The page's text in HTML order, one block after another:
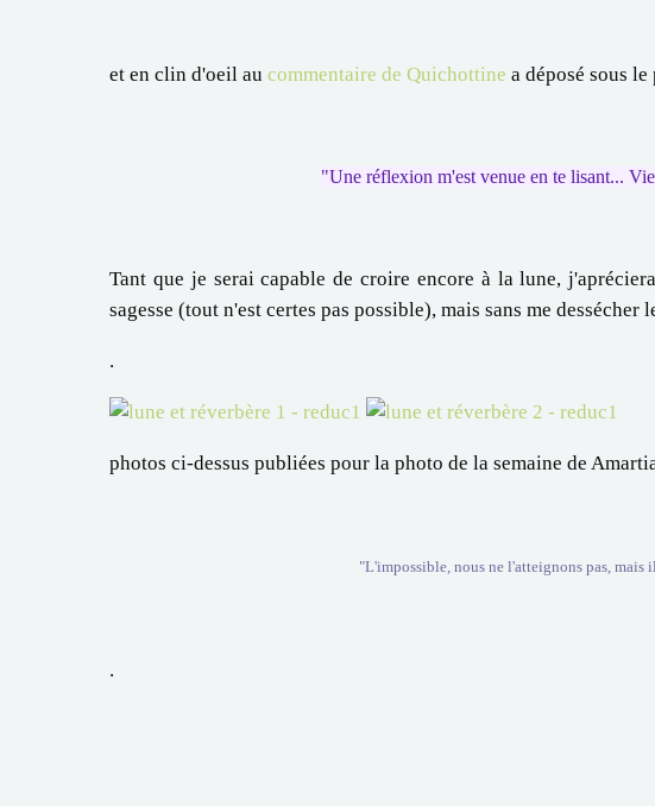
et en clin d'oeil au commentaire de Quichottine a déposé sous le
"Une réflexion m'est venue en te lisant...
Tant que je serai capable de croire encore à la lune,
sagesse (tout n'est certes pas possible), mais sans me dessécher
.
photos ci-dessus publiées pour la photo de la semaine de
"L'impossible, nous ne l'atteignons pas, mais
.